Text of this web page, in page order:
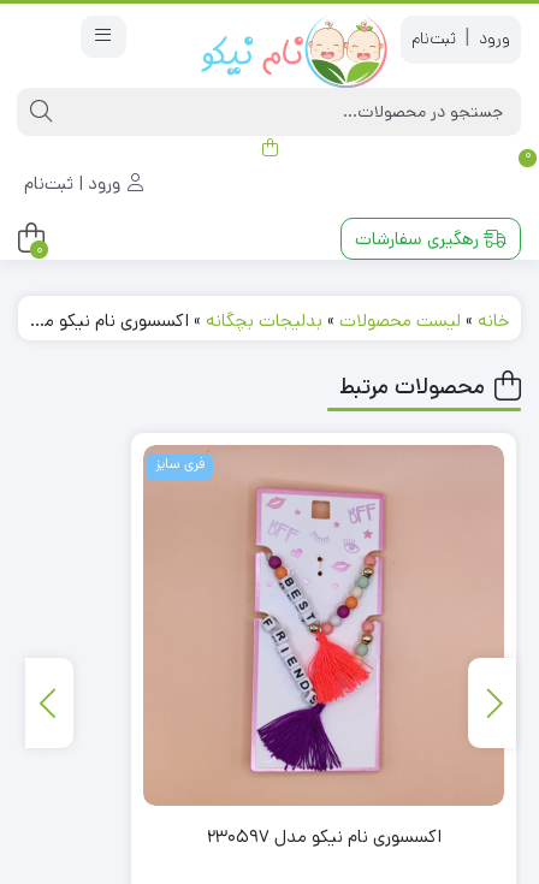
|
0
ورود | ثبت‌نام
رهگیری سفارشات 0
خانه » لیست محصولات » بدلیجات بچگانه » اکسسوری نام نیکو مدل 230553
محصولات مرتبط
فری سایز
اکسسوری نام نیکو مدل 230597